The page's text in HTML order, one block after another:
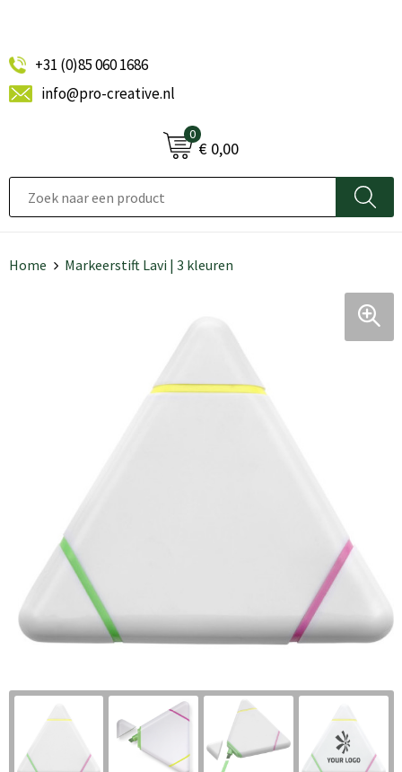
+31 (0)85 060 1686
info@pro-creative.nl
0
€ 0,00
Home Markeerstift Lavi | 3 kleuren